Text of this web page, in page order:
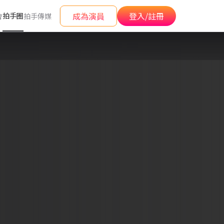
拍手圈拍手傳媒 成為演員 登入/註冊